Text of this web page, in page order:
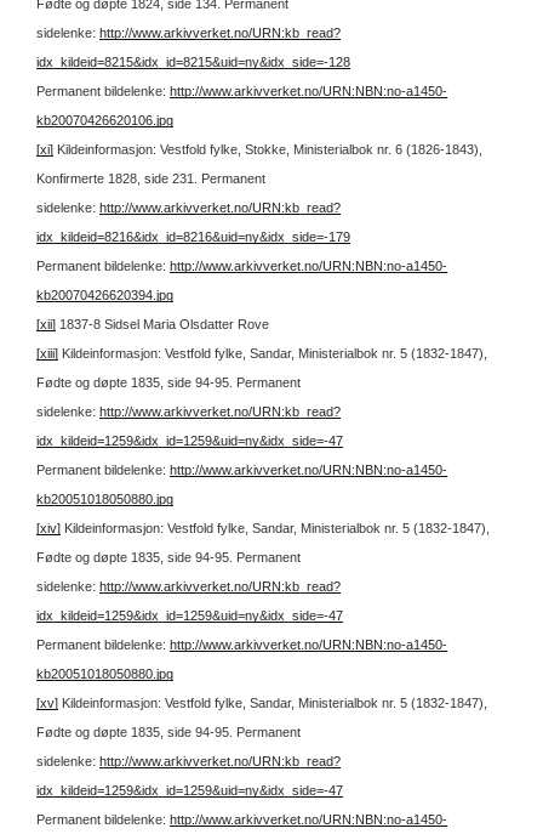
Fødte og døpte 1824, side 134. Permanent
sidelenke: http://www.arkivverket.no/URN:kb_read?
idx_kildeid=8215&idx_id=8215&uid=ny&idx_side=-128
Permanent bildelenke: http://www.arkivverket.no/URN:NBN:no-a1450-
kb20070426620106.jpg
[xi] Kildeinformasjon: Vestfold fylke, Stokke, Ministerialbok nr. 6 (1826-1843),
Konfirmerte 1828, side 231. Permanent
sidelenke: http://www.arkivverket.no/URN:kb_read?
idx_kildeid=8216&idx_id=8216&uid=ny&idx_side=-179
Permanent bildelenke: http://www.arkivverket.no/URN:NBN:no-a1450-
kb20070426620394.jpg
[xii] 1837-8 Sidsel Maria Olsdatter Rove
[xiii] Kildeinformasjon: Vestfold fylke, Sandar, Ministerialbok nr. 5 (1832-1847),
Fødte og døpte 1835, side 94-95. Permanent
sidelenke: http://www.arkivverket.no/URN:kb_read?
idx_kildeid=1259&idx_id=1259&uid=ny&idx_side=-47
Permanent bildelenke: http://www.arkivverket.no/URN:NBN:no-a1450-
kb20051018050880.jpg
[xiv] Kildeinformasjon: Vestfold fylke, Sandar, Ministerialbok nr. 5 (1832-1847),
Fødte og døpte 1835, side 94-95. Permanent
sidelenke: http://www.arkivverket.no/URN:kb_read?
idx_kildeid=1259&idx_id=1259&uid=ny&idx_side=-47
Permanent bildelenke: http://www.arkivverket.no/URN:NBN:no-a1450-
kb20051018050880.jpg
[xv] Kildeinformasjon: Vestfold fylke, Sandar, Ministerialbok nr. 5 (1832-1847),
Fødte og døpte 1835, side 94-95. Permanent
sidelenke: http://www.arkivverket.no/URN:kb_read?
idx_kildeid=1259&idx_id=1259&uid=ny&idx_side=-47
Permanent bildelenke: http://www.arkivverket.no/URN:NBN:no-a1450-